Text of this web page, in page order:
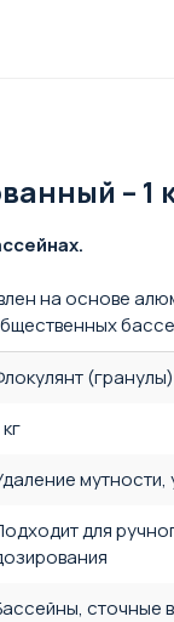
– 1
на основе
(гранулы)
кг
для
сточные